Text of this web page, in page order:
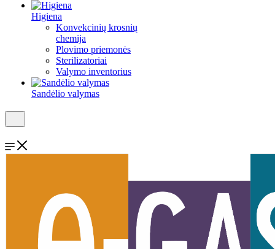
Higiena
Konvekcinių krosnių
chemija
Plovimo priemonės
Sterilizatoriai
Valymo inventorius
Sandėlio valymas